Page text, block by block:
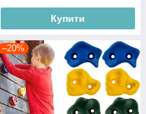
Купити
–20%